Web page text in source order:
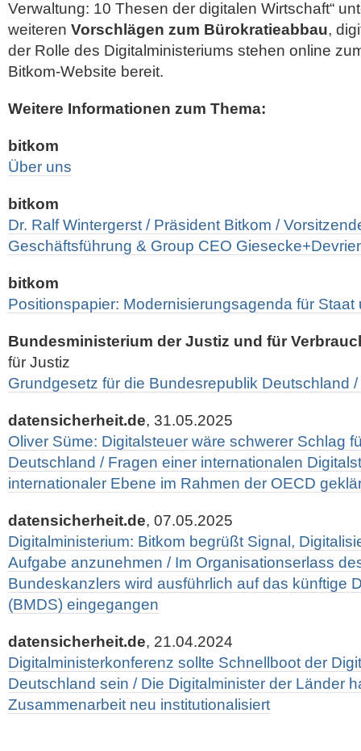
Verwaltung: 10 Thesen der digitalen Wirtschaft“
weiteren Vorschlägen zum Bürokratieabbau,
der Rolle des Digitalministeriums stehen online
Bitkom-Website bereit.
Weitere Informationen zum Thema:
bitkom
Über uns
bitkom
Dr. Ralf Wintergerst / Präsident Bitkom /
Geschäftsführung & Group CEO
bitkom
Positionspapier: Modernisierungsagenda für Staat
Bundesministerium der Justiz und für
für Justiz
Grundgesetz für die Bundesrepublik Deutschland /
datensicherheit.de, 31.05.2025
Oliver Süme: Digitalsteuer wäre schwerer Schlag
Deutschland / Fragen einer internationalen
internationaler Ebene im Rahmen der OECD
datensicherheit.de, 07.05.2025
Digitalministerium: Bitkom begrüßt Signal,
Aufgabe anzunehmen / Im Organisationserlass
Bundeskanzlers wird ausführlich auf das künftige
(BMDS) eingegangen
datensicherheit.de, 21.04.2024
Digitalministerkonferenz sollte Schnellboot der
Deutschland sein / Die Digitalminister der Länder
Zusammenarbeit neu institutionalisiert